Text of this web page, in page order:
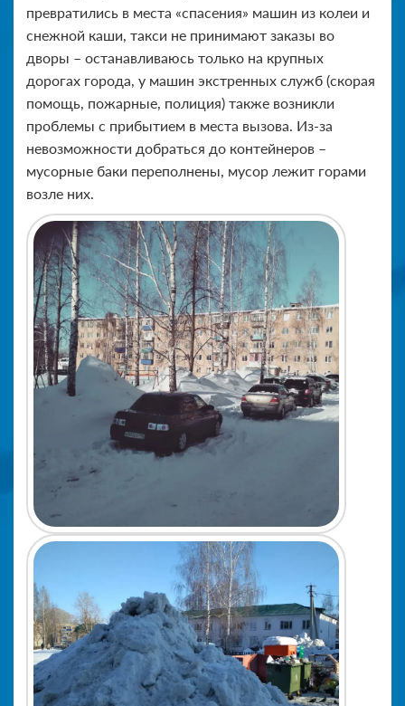
превратились в места «спасения» машин из колеи и
снежной каши, такси не принимают заказы во
дворы – останавливаюсь только на крупных
дорогах города, у машин экстренных служб (скорая
помощь, пожарные, полиция) также возникли
проблемы с прибытием в места вызова. Из-за
невозможности добраться до контейнеров –
мусорные баки переполнены, мусор лежит горами
возле них.